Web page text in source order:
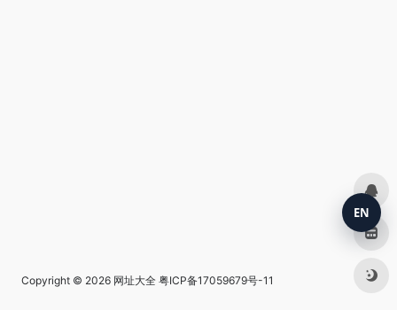
Copyright © 2026 网址大全 粤ICP备17059679号-11
EN